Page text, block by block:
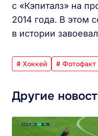
с «Кэпиталз» на
2014 года. В этом
в истории
# Хоккей # Фотофакт
Другие